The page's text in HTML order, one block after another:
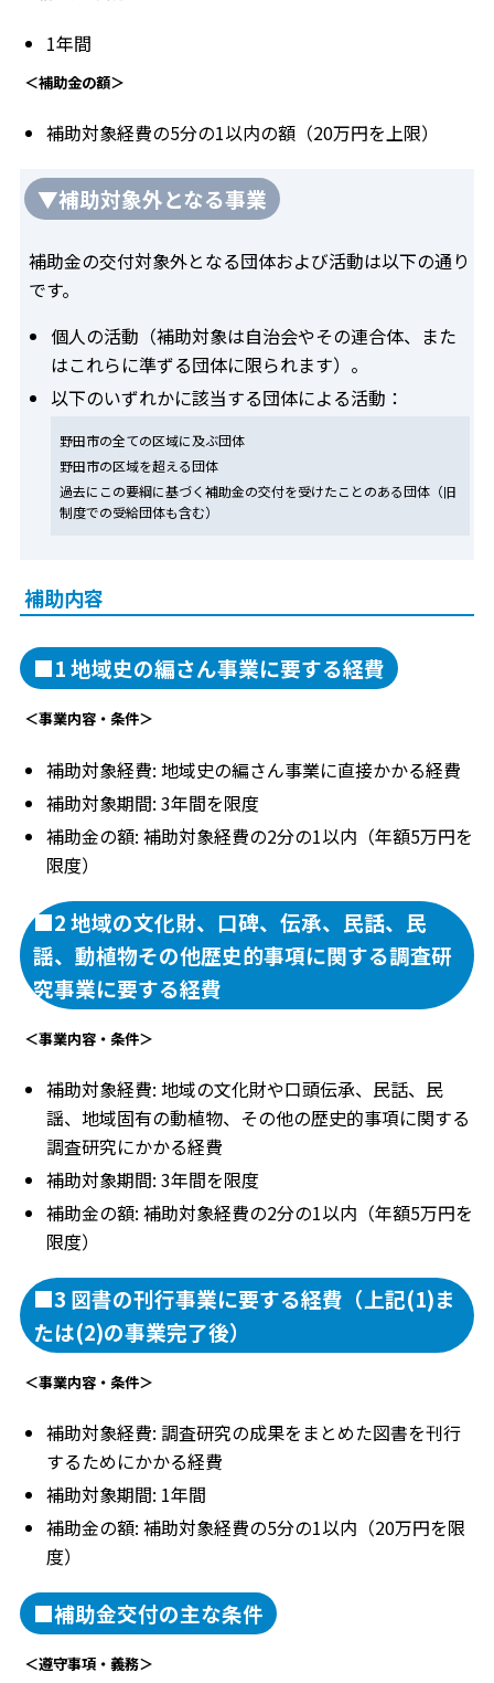
1年間
＜補助金の額＞
補助対象経費の5分の1以内の額（20万円を上限）
▼補助対象外となる事業
補助金の交付対象外となる団体および活動は以下の通り
です。
個人の活動（補助対象は自治会やその連合体、また
はこれらに準ずる団体に限られます）。
以下のいずれかに該当する団体による活動：
野田市の全ての区域に及ぶ団体
野田市の区域を超える団体
過去にこの要綱に基づく補助金の交付を受けたことのある団体（旧
制度での受給団体も含む）
補助内容
■1 地域史の編さん事業に要する経費
＜事業内容・条件＞
補助対象経費: 地域史の編さん事業に直接かかる経費
補助対象期間: 3年間を限度
補助金の額: 補助対象経費の2分の1以内（年額5万円を
限度）
■2 地域の文化財、口碑、伝承、民話、民
謡、動植物その他歴史的事項に関する調査研
究事業に要する経費
＜事業内容・条件＞
補助対象経費: 地域の文化財や口頭伝承、民話、民
謡、地域固有の動植物、その他の歴史的事項に関する
調査研究にかかる経費
補助対象期間: 3年間を限度
補助金の額: 補助対象経費の2分の1以内（年額5万円を
限度）
■3 図書の刊行事業に要する経費（上記(1)ま
たは(2)の事業完了後）
＜事業内容・条件＞
補助対象経費: 調査研究の成果をまとめた図書を刊行
するためにかかる経費
補助対象期間: 1年間
補助金の額: 補助対象経費の5分の1以内（20万円を限
度）
■補助金交付の主な条件
＜遵守事項・義務＞